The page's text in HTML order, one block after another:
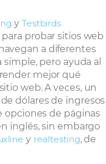
y Testbirds
probar sitios web
a diferentes
pero ayuda al
mejor qué
web. A veces, un
dólares de ingresos
opciones de páginas
inglés, sin embargo
y realtesting, de